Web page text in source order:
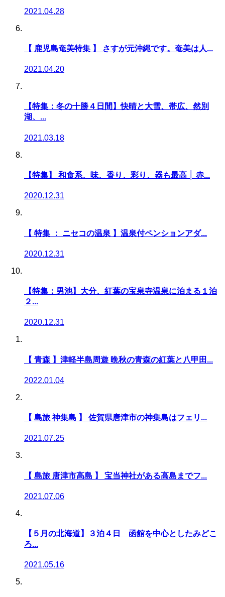
2021.04.28
【 鹿児島奄美特集 】 さすが元沖縄です。奄美は人...
2021.04.20
【特集：冬の十勝４日間】快晴と大雪、帯広、然別
湖、...
2021.03.18
【特集】 和食系、味、香り、彩り、器も最高 │ 赤...
2020.12.31
【 特集 ： ニセコの温泉 】温泉付ペンションアダ...
2020.12.31
【特集：男池】大分、紅葉の宝泉寺温泉に泊まる１泊
２...
2020.12.31
【 青森 】津軽半島周遊 晩秋の青森の紅葉と八甲田...
2022.01.04
【 島旅 神集島 】 佐賀県唐津市の神集島はフェリ...
2021.07.25
【 島旅 唐津市高島 】 宝当神社がある高島までフ...
2021.07.06
【５月の北海道】３泊４日 函館を中心としたみどこ
ろ...
2021.05.16